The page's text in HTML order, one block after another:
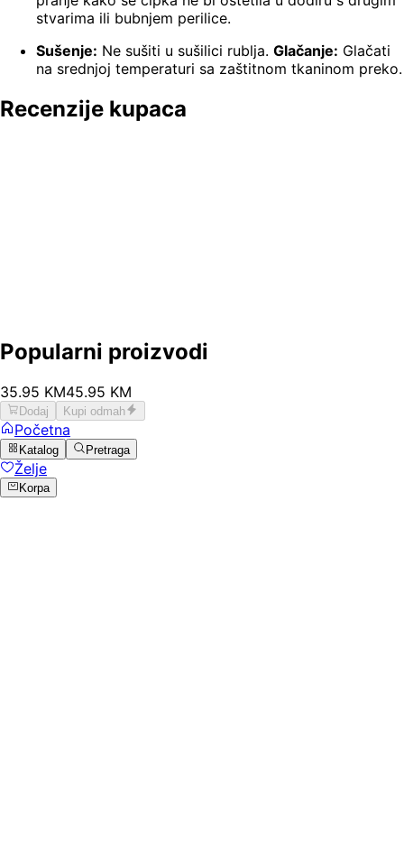
stvarima ili bubnjem perilice.
Sušenje: Ne sušiti u sušilici rublja. Glačanje: Glačati
na srednjoj temperaturi sa zaštitnom tkaninom preko.
Recenzije kupaca
Popularni proizvodi
35.95 KM45.95 KM
Dodaj Kupi odmah
Početna
Katalog Pretraga
Želje
Korpa